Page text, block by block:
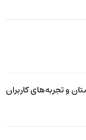
و تجربه‌های کاربران